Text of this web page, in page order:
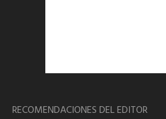
RECOMENDACIONES DEL EDITOR